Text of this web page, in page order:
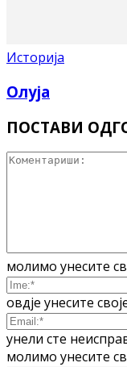
Историја
Олуја
ПОСТАВИ
молимо унесите
овдје унесите
унели сте
молимо унесите